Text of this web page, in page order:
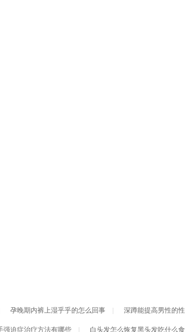
孕晚期内裤上湿乎乎的怎么回事 深蹲能提高男性的
强迫症治疗方法有哪些 白头发怎么恢复黑头发吃什么